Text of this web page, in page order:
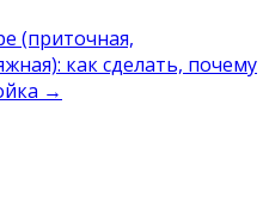
(приточная,
как сделать, почему
→